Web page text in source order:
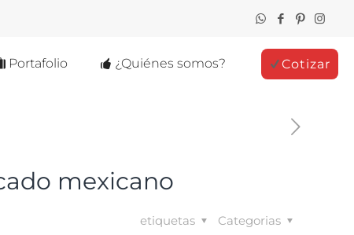
Portafolio ¿Quiénes somos? Cotizar
mexicano
Categorias
etiquetas